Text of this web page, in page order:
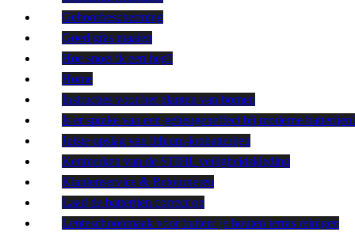
Gehoorbescherming
Goed gras maaien
Hoe snoei ik een heg?
Home
Instructies voor het planten van bomen
Is er sprake van een geheugeneffect bij moderne
Juiste opslag van lithium-ionbatterijen
Kenmerken van de STIHL veiligheidskleding
Klantenservice & Retourneren
Laad de batterijen correct op
Lenteschoonmaak voor buiten: je houten terras reinigen